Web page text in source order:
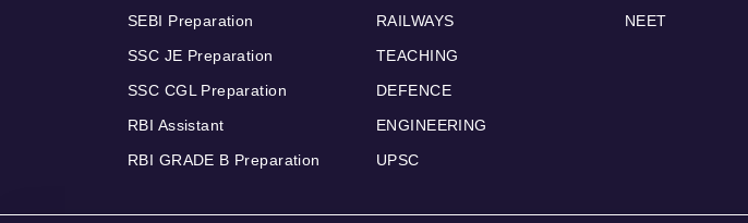
SEBI Preparation
SSC JE Preparation
SSC CGL Preparation
RBI Assistant
RBI GRADE B Preparation
RAILWAYS
TEACHING
DEFENCE
ENGINEERING
UPSC
NEET